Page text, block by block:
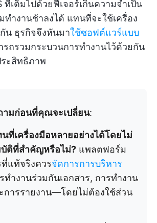
เต็มไปด้วยฟีเจอร์เกินความจำเป็น
ทำงานช้าลงได้ แทนที่จะใช้เครื่อง
น ธุรกิจจึงหันมาใช้ซอฟต์แวร์แบบ
รถรวมกระบวนการทำงานไว้ด้วยกัน
ะสิทธิภาพ
ามก่อนที่คุณจะเปลี่ยน:
ที่เครื่องมือหลายอย่างได้โดยไม่
ติที่สำคัญหรือไม่? แพลตฟอร์ม
แท้จริงควรจัดการการบริหาร
ทำงานร่วมกันเอกสาร, การทำงาน
การรายงาน—โดยไม่ต้องใช้ส่วน